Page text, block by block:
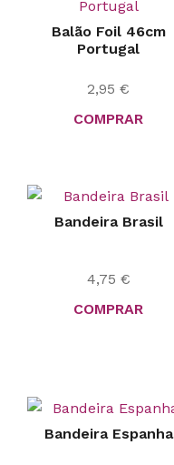
Balão Foil 46cm
Portugal
2,95 €
COMPRAR
Bandeira Brasil
4,75 €
COMPRAR
Bandeira Espanha